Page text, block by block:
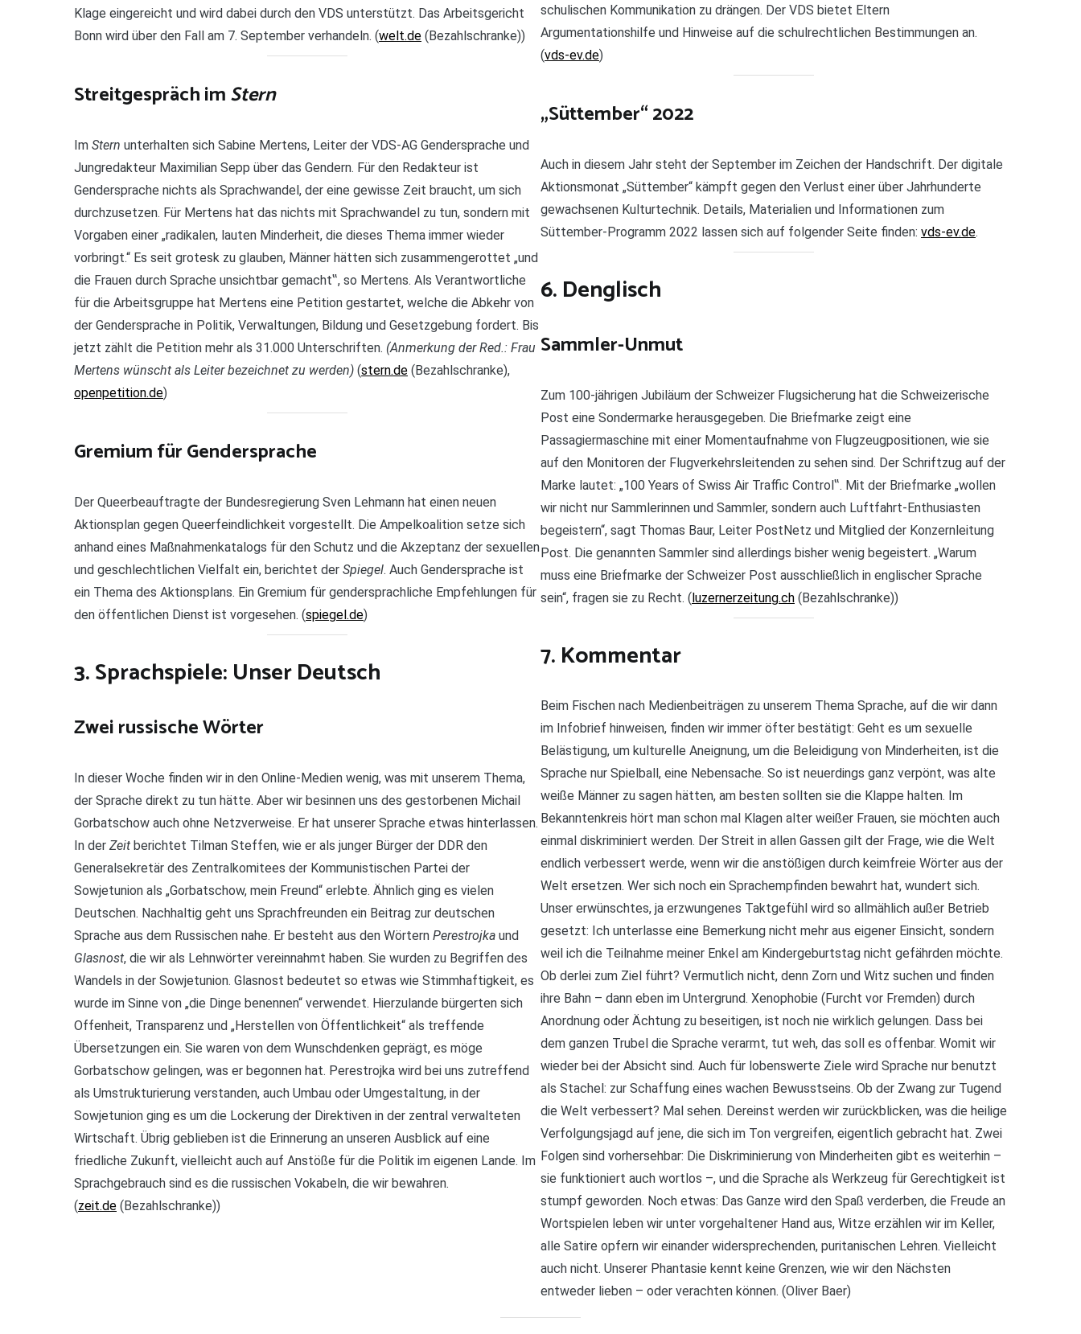
Klage eingereicht und wird dabei durch den VDS unterstützt. Das Arbeitsgericht
Bonn wird über den Fall am 7. September verhandeln. (welt.de (Bezahlschranke))
Streitgespräch imStern
Im Stern unterhalten sich Sabine Mertens, Leiter der VDS-AG Gendersprache und
Jungredakteur Maximilian Sepp über das Gendern. Für den Redakteur ist
Gendersprache nichts als Sprachwandel, der eine gewisse Zeit braucht, um sich
durchzusetzen. Für Mertens hat das nichts mit Sprachwandel zu tun, sondern mit
Vorgaben einer „radikalen, lauten Minderheit, die dieses Thema immer wieder
vorbringt.“ Es seit grotesk zu glauben, Männer hätten sich zusammengerottet „und
die Frauen durch Sprache unsichtbar gemacht‟, so Mertens. Als Verantwortliche
für die Arbeitsgruppe hat Mertens eine Petition gestartet, welche die Abkehr von
der Gendersprache in Politik, Verwaltungen, Bildung und Gesetzgebung fordert. Bis
jetzt zählt die Petition mehr als 31.000 Unterschriften. (Anmerkung der Red.: Frau
Mertens wünscht als Leiter bezeichnet zu werden) (stern.de (Bezahlschranke),
openpetition.de)
Gremium für Gendersprache
Der Queerbeauftragte der Bundesregierung Sven Lehmann hat einen neuen
Aktionsplan gegen Queerfeindlichkeit vorgestellt. Die Ampelkoalition setze sich
anhand eines Maßnahmenkatalogs für den Schutz und die Akzeptanz der sexuellen
und geschlechtlichen Vielfalt ein, berichtet der Spiegel. Auch Gendersprache ist
ein Thema des Aktionsplans. Ein Gremium für gendersprachliche Empfehlungen für
den öffentlichen Dienst ist vorgesehen. (spiegel.de)
3. Sprachspiele: Unser Deutsch
Zwei russische Wörter
In dieser Woche finden wir in den Online-Medien wenig, was mit unserem Thema,
der Sprache direkt zu tun hätte. Aber wir besinnen uns des gestorbenen Michail
Gorbatschow auch ohne Netzverweise. Er hat unserer Sprache etwas hinterlassen.
In der Zeit berichtet Tilman Steffen, wie er als junger Bürger der DDR den
Generalsekretär des Zentralkomitees der Kommunistischen Partei der
Sowjetunion als „Gorbatschow, mein Freund“ erlebte. Ähnlich ging es vielen
Deutschen. Nachhaltig geht uns Sprachfreunden ein Beitrag zur deutschen
Sprache aus dem Russischen nahe. Er besteht aus den Wörtern Perestrojka und
Glasnost, die wir als Lehnwörter vereinnahmt haben. Sie wurden zu Begriffen des
Wandels in der Sowjetunion. Glasnost bedeutet so etwas wie Stimmhaftigkeit, es
wurde im Sinne von „die Dinge benennen“ verwendet. Hierzulande bürgerten sich
Offenheit, Transparenz und „Herstellen von Öffentlichkeit“ als treffende
Übersetzungen ein. Sie waren von dem Wunschdenken geprägt, es möge
Gorbatschow gelingen, was er begonnen hat. Perestrojka wird bei uns zutreffend
als Umstrukturierung verstanden, auch Umbau oder Umgestaltung, in der
Sowjetunion ging es um die Lockerung der Direktiven in der zentral verwalteten
Wirtschaft. Übrig geblieben ist die Erinnerung an unseren Ausblick auf eine
friedliche Zukunft, vielleicht auch auf Anstöße für die Politik im eigenen Lande. Im
Sprachgebrauch sind es die russischen Vokabeln, die wir bewahren.
(zeit.de (Bezahlschranke))
schulischen Kommunikation zu drängen. Der VDS bietet Eltern
Argumentationshilfe und Hinweise auf die schulrechtlichen Bestimmungen an.
(vds-ev.de)
„Süttember“ 2022
Auch in diesem Jahr steht der September im Zeichen der Handschrift. Der digitale
Aktionsmonat „Süttember“ kämpft gegen den Verlust einer über Jahrhunderte
gewachsenen Kulturtechnik. Details, Materialien und Informationen zum
Süttember-Programm 2022 lassen sich auf folgender Seite finden: vds-ev.de.
6. Denglisch
Sammler-Unmut
Zum 100-jährigen Jubiläum der Schweizer Flugsicherung hat die Schweizerische
Post eine Sondermarke herausgegeben. Die Briefmarke zeigt eine
Passagiermaschine mit einer Momentaufnahme von Flugzeugpositionen, wie sie
auf den Monitoren der Flugverkehrsleitenden zu sehen sind. Der Schriftzug auf der
Marke lautet: „100 Years of Swiss Air Traffic Control‟. Mit der Briefmarke „wollen
wir nicht nur Sammlerinnen und Sammler, sondern auch Luftfahrt-Enthusiasten
begeistern“, sagt Thomas Baur, Leiter PostNetz und Mitglied der Konzernleitung
Post. Die genannten Sammler sind allerdings bisher wenig begeistert. „Warum
muss eine Briefmarke der Schweizer Post ausschließlich in englischer Sprache
sein“, fragen sie zu Recht. (luzernerzeitung.ch (Bezahlschranke))
7. Kommentar
Beim Fischen nach Medienbeiträgen zu unserem Thema Sprache, auf die wir dann
im Infobrief hinweisen, finden wir immer öfter bestätigt: Geht es um sexuelle
Belästigung, um kulturelle Aneignung, um die Beleidigung von Minderheiten, ist die
Sprache nur Spielball, eine Nebensache. So ist neuerdings ganz verpönt, was alte
weiße Männer zu sagen hätten, am besten sollten sie die Klappe halten. Im
Bekanntenkreis hört man schon mal Klagen alter weißer Frauen, sie möchten auch
einmal diskriminiert werden. Der Streit in allen Gassen gilt der Frage, wie die Welt
endlich verbessert werde, wenn wir die anstößigen durch keimfreie Wörter aus der
Welt ersetzen. Wer sich noch ein Sprachempfinden bewahrt hat, wundert sich.
Unser erwünschtes, ja erzwungenes Taktgefühl wird so allmählich außer Betrieb
gesetzt: Ich unterlasse eine Bemerkung nicht mehr aus eigener Einsicht, sondern
weil ich die Teilnahme meiner Enkel am Kindergeburtstag nicht gefährden möchte.
Ob derlei zum Ziel führt? Vermutlich nicht, denn Zorn und Witz suchen und finden
ihre Bahn – dann eben im Untergrund. Xenophobie (Furcht vor Fremden) durch
Anordnung oder Ächtung zu beseitigen, ist noch nie wirklich gelungen. Dass bei
dem ganzen Trubel die Sprache verarmt, tut weh, das soll es offenbar. Womit wir
wieder bei der Absicht sind. Auch für lobenswerte Ziele wird Sprache nur benutzt
als Stachel: zur Schaffung eines wachen Bewusstseins. Ob der Zwang zur Tugend
die Welt verbessert? Mal sehen. Dereinst werden wir zurückblicken, was die heilige
Verfolgungsjagd auf jene, die sich im Ton vergreifen, eigentlich gebracht hat. Zwei
Folgen sind vorhersehbar: Die Diskriminierung von Minderheiten gibt es weiterhin –
sie funktioniert auch wortlos –, und die Sprache als Werkzeug für Gerechtigkeit ist
stumpf geworden. Noch etwas: Das Ganze wird den Spaß verderben, die Freude an
Wortspielen leben wir unter vorgehaltener Hand aus, Witze erzählen wir im Keller,
alle Satire opfern wir einander widersprechenden, puritanischen Lehren. Vielleicht
auch nicht. Unserer Phantasie kennt keine Grenzen, wie wir den Nächsten
entweder lieben – oder verachten können. (Oliver Baer)